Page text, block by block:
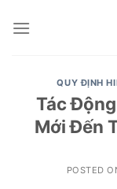
QUY ĐỊNH
Tác
Mới Đến
POSTED